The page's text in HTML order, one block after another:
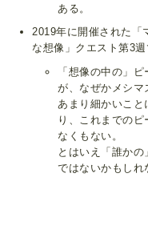
ある。
2019年に開催された「
な想像」クエスト第3週
「想像の中の」
が、なぜかメシマ
あまり細かいこ
り、これまでの
なくもない。
とはいえ「誰か
ではないかもし